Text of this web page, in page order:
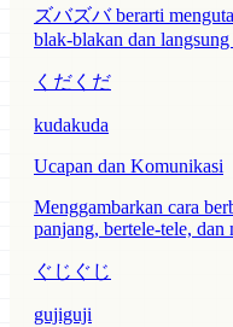
ズバズバ berarti
blak-blakan dan
くだくだ
kudakuda
Ucapan dan Komunikasi
Menggambarkan cara
panjang, bertele-tele, dan
ぐじぐじ
gujiguji